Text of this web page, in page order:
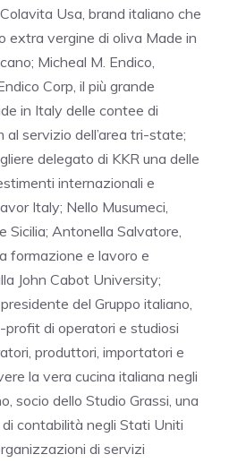
Usa, brand italiano che
extra vergine di oliva Made in
Micheal M. Endico,
Corp, il più grande
in Italy delle contee di
servizio dell’area tri-state;
delegato di KKR una delle
internazionali e
Italy; Nello Musumeci,
Sicilia; Antonella Salvatore,
formazione e lavoro e
John Cabot University;
del Gruppo italiano,
di operatori e studiosi
produttori, importatori e
la vera cucina italiana negli
socio dello Studio Grassi, una
contabilità negli Stati Uniti
di servizi